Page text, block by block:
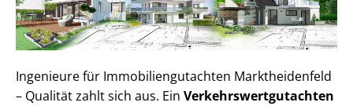
Ingenieure für Im­mo­bi­li­en­gut­ach­ten Marktheidenfeld
– Qualität zahlt sich aus. Ein Ver­kehrs­wert­gut­ach­ten